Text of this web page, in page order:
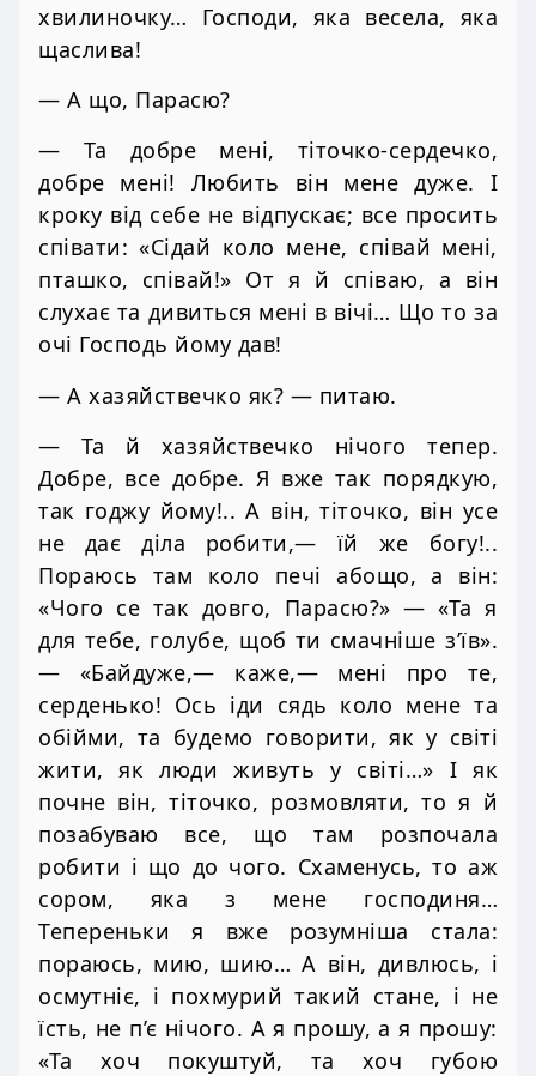
хвилиночку… Господи, яка весела, яка
щаслива!
— А що, Парасю?
— Та добре мені, тіточко-сердечко,
добре мені! Любить він мене дуже. І
кроку від себе не відпускає; все просить
співати: «Сідай коло мене, співай мені,
пташко, співай!» От я й співаю, а він
слухає та дивиться мені в вічі… Що то за
очі Господь йому дав!
— А хазяйствечко як? — питаю.
— Та й хазяйствечко нічого тепер.
Добре, все добре. Я вже так порядкую,
так годжу йому!.. А він, тіточко, він усе
не дає діла робити,— їй же богу!..
Пораюсь там коло печі абощо, а він:
«Чого се так довго, Парасю?» — «Та я
для тебе, голубе, щоб ти смачніше з’їв».
— «Байдуже,— каже,— мені про те,
серденько! Ось іди сядь коло мене та
обійми, та будемо говорити, як у світі
жити, як люди живуть у світі…» І як
почне він, тіточко, розмовляти, то я й
позабуваю все, що там розпочала
робити і що до чого. Схаменусь, то аж
сором, яка з мене господиня…
Тепереньки я вже розумніша стала:
пораюсь, мию, шию… А він, дивлюсь, і
осмутніє, і похмурий такий стане, і не
їсть, не п’є нічого. А я прошу, а я прошу:
«Та хоч покуштуй, та хоч губою